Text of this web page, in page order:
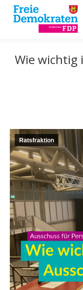
Wie wichtig
Ratsfraktion